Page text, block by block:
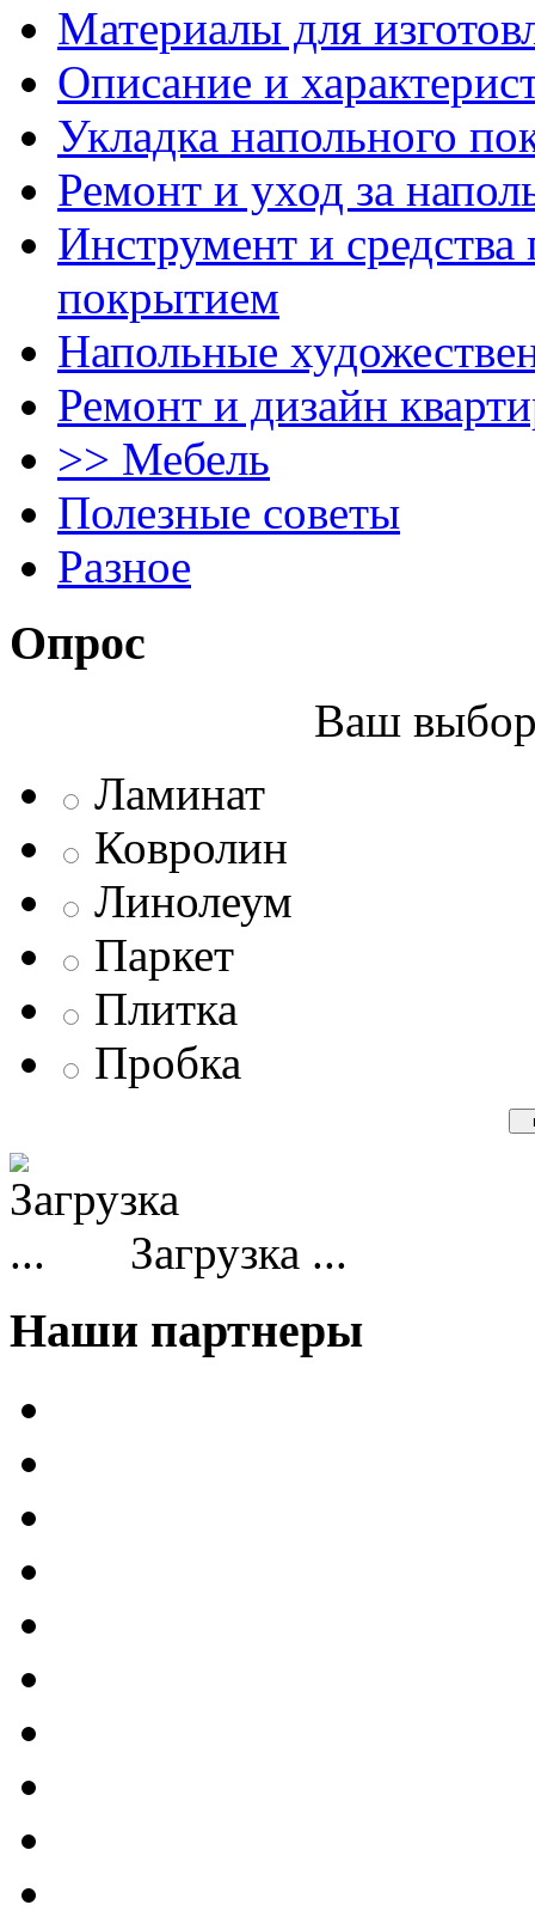
Материалы для
Описание и
Укладка напольного
Ремонт и уход за
Инструмент и
покрытием
Напольные
Ремонт и дизайн
>> Мебель
Полезные советы
Разное
Опрос
Ваш выбор
Ламинат
Ковролин
Линолеум
Паркет
Плитка
Пробка
Загрузка ...
Наши партнеры